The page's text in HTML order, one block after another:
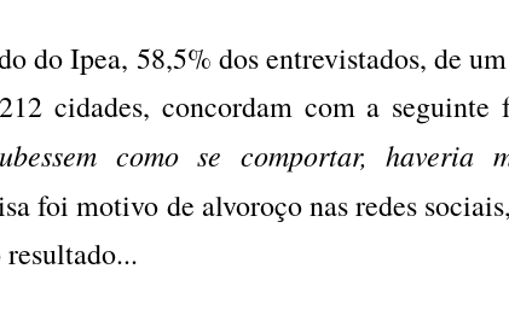
do Ipea, 58,5% dos entrevistados, de
cidades, concordam com a seguinte
como se comportar, haveria
foi motivo de alvoroço nas redes